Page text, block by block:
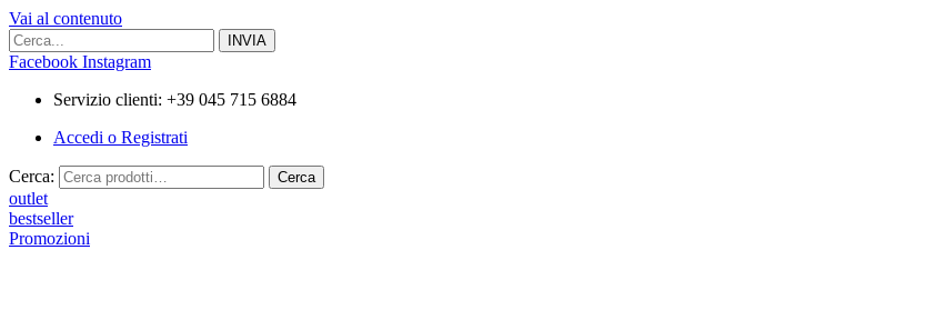
Vai al contenuto
Facebook Instagram
Servizio clienti: +39 045 715 6884
Accedi o Registrati
Cerca: Cerca
outlet
bestseller
Promozioni